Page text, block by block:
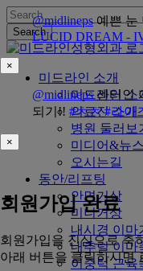
Skip
to
main
content
Search
Close
Search
Menu
미드라인 소개
미드라인 소
의료진 소개
병원 둘러보
미디어&뉴스
오시는길
동안/리프팅
안면거상
미니거상
내시경 이마
내추럴 이마
이중턱 근육
@midlineps예쁜 눈
LUCID DREAM -
×
@midlineps센터인
되기!! #ㅊㅊ #라이
×
회원가입 완료
회원가입을 진심으로 축
아래 버튼을 클릭하시면